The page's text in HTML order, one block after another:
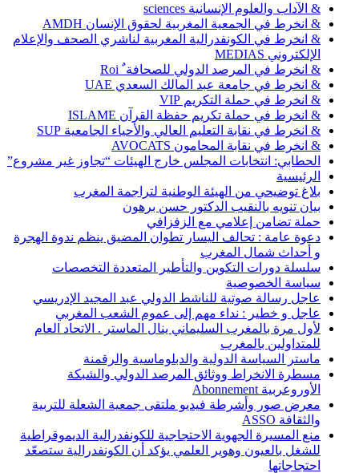
& الآداب والعلوم الإنسانية sciences
& انخرط في الجمعية المغربية لحقوق الإنسان AMDH
& انخرط في الكونفدرالية المغربية لناشري الصحف والإعلام
الإلكتروني MEDIAS
& انخرط في المرصد الدولي للصحافة ٌ Roi
& انخرط في جامعة عبد المالك السعدي UAE
& انخرط في حملة التكريم VIP
& انخرط في حملة تكريم حفظة القرآن ISLAME
& انخرط في نقابة التعليم العالي والأحياء الجامعية SUP
& انخرط في نقابة المحامون AVOCATS
الحطابي: انتخابات المجلس خارج الهيئات “تجاوز غير مشروع”
الرئيسية
بلاغ توضيحي من الهيئة الوطنية لتراجمة المغرب
بيان تنويه بالنقيب الدكتور حسن برهون
حملة تضامن إعلامي مع الزفزافي
دعوة عامة : تحالف اليسار تطوان المضيق ينظم ندوة الهجرة
و أحداث شمال المغرب
سلسلة دورات التكوين والتأطير المتعددة التخصصات
سياسة الخصوصية
عاجل رسالة صوتية للناشط الدولي عبد المجيد الإدريسي
عاجل و خطير : نداء مهم إلى عموم الشعب المغربي
لأول مرة بالمغرب السليماني ينال الماستر . الاتحاد العام
للمتداولين بالمغرب
ماستر السياسة الدولية والدبلوماسية والرقمنة
مسطرة الانخراط ووثائق المرصد الدولي والشبكة
الأوروعربية Abonnement
معرض صور وأشرطة فيديو ملتقى جمعية الشعلة للتربية
والثقافة ASSO
منع المسيرة الجهوية الاحتجاجية للكونفدرالية الديموقراطية
للشغل بالعيون وهوير العلمي يؤكد أن الكونفدرالية ستصعّد
احتجاجاتها